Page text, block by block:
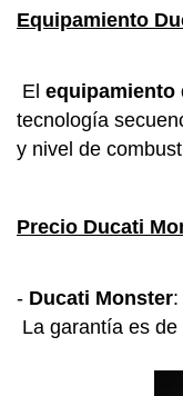
Equipamiento
El equipamiento
tecnología
y nivel de
Precio Ducati
- Ducati Monster
La garantía es